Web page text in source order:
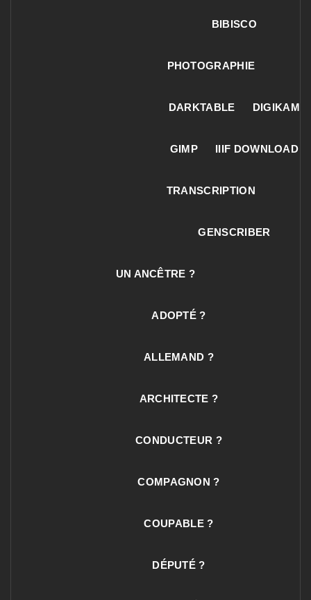
BIBISCO
PHOTOGRAPHIE
DARKTABLE DIGIKAM
GIMP IIIF DOWNLOAD
TRANSCRIPTION
GENSCRIBER
UN ANCÊTRE ?
ADOPTÉ ?
ALLEMAND ?
ARCHITECTE ?
CONDUCTEUR ?
COMPAGNON ?
COUPABLE ?
DÉPUTÉ ?